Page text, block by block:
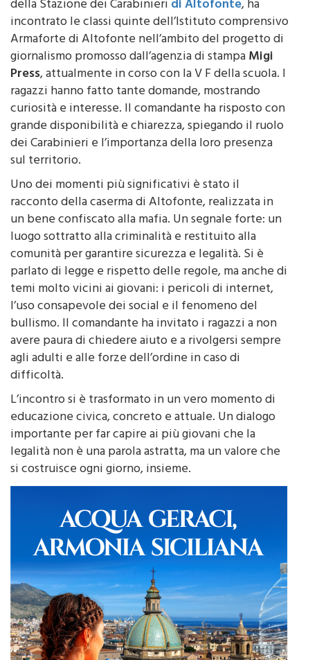
Armaforte di Altofonte nell’ambito del progetto di
giornalismo promosso dall’agenzia di stampaMigi
Press, attualmente in corso con la V F della scuola. I
ragazzi hanno fatto tante domande, mostrando
curiosità e interesse. Il comandante ha risposto con
grande disponibilità e chiarezza, spiegando il ruolo
dei Carabinieri e l’importanza della loro presenza
sul territorio.
Uno dei momenti più significativi è stato il
racconto della caserma di Altofonte, realizzata in
un bene confiscato alla mafia. Un segnale forte: un
luogo sottratto alla criminalità e restituito alla
comunità per garantire sicurezza e legalità. Si è
parlato di legge e rispetto delle regole, ma anche di
temi molto vicini ai giovani: i pericoli di internet,
l’uso consapevole dei social e il fenomeno del
bullismo. Il comandante ha invitato i ragazzi a non
avere paura di chiedere aiuto e a rivolgersi sempre
agli adulti e alle forze dell’ordine in caso di
difficoltà.
L’incontro si è trasformato in un vero momento di
educazione civica, concreto e attuale. Un dialogo
importante per far capire ai più giovani che la
legalità non è una parola astratta, ma un valore che
si costruisce ogni giorno, insieme.